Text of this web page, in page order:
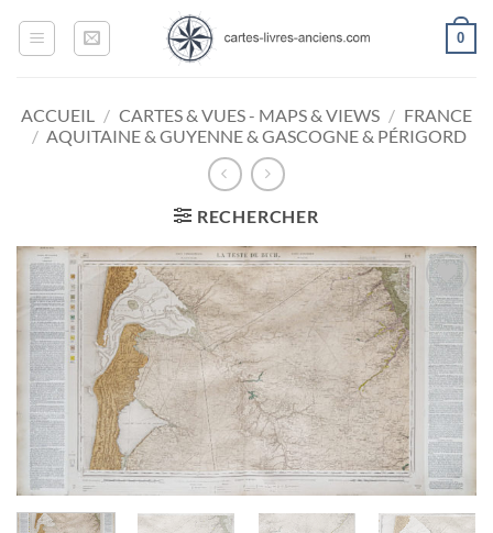
0
ACCUEIL / CARTES & VUES - MAPS & VIEWS / FRANCE
/ AQUITAINE & GUYENNE & GASCOGNE & PÉRIGORD
RECHERCHER
Ajouter
à la
wishlist